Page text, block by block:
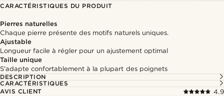
CARACTÉRISTIQUES DU PRODUIT
Pierres naturelles
Chaque pierre présente des motifs naturels uniques.
Ajustable
Longueur facile à régler pour un ajustement optimal
Taille unique
S'adapte confortablement à la plupart des poignets
DESCRIPTION
CARACTÉRISTIQUES
AVIS CLIENT
4.9